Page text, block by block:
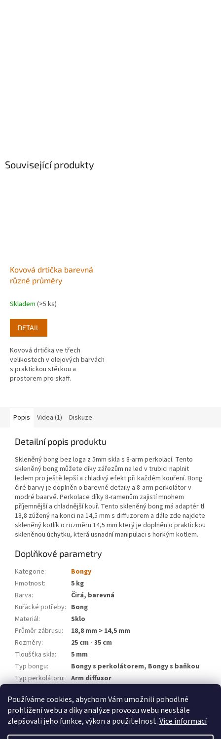
Používáme cookies, abychom Vám umožnili pohodlné
prohlížení webu a díky analýze provozu webu neustále
zlepšovali jeho funkce, výkon a použitelnost.Více informací
Související produkty
Kovová drtička barevná
různé průměry
Skladem (>5 ks)
DETAIL
Kovová drtička ve třech
velikostech v olejových barvách
s praktickou stěrkou a
prostorem pro skaff.
Popis Videa (1) Diskuze
Detailní popis produktu
Skleněný bong bez loga z 5mm skla s 8-arm perkolací. Tento
skleněný bong můžete díky zářezům na led v trubici naplnit
ledem pro ještě lepší a chladivý efekt při každém kouření. Bong
čiré barvy je doplněn o barevné detaily a 8-arm perkolátor v
modré baarvě. Perkolace díky 8-ramenům zajistí mnohem
příjemnější a chladnější kouř. Tento skleněný bong má adaptér tl.
18,8 zúžený na konci na 14,5 mm s diffuzorem a dále zde najdete
skleněný kotlík o rozměru 14,5 mm který je doplněn o praktickou
skleněnou úchytku, která usnadní manipulaci s horkým kotlem.
Doplňkové parametry
Kategorie:
Bongy
Hmotnost:
5 kg
Barva:
Čirá, barevná
Kuřácké potřeby: Bong
Materiál:
Sklo
Průměr zábrusu:
18,8 mm > 14,5 mm
Rozměry:
25 cm - 35 cm
Tloušťka skla:
5 mm
Typ bongu:
Bongy s perkolátorem, Bongy s baňkou
Typ perkolátoru:
Arm diffusor